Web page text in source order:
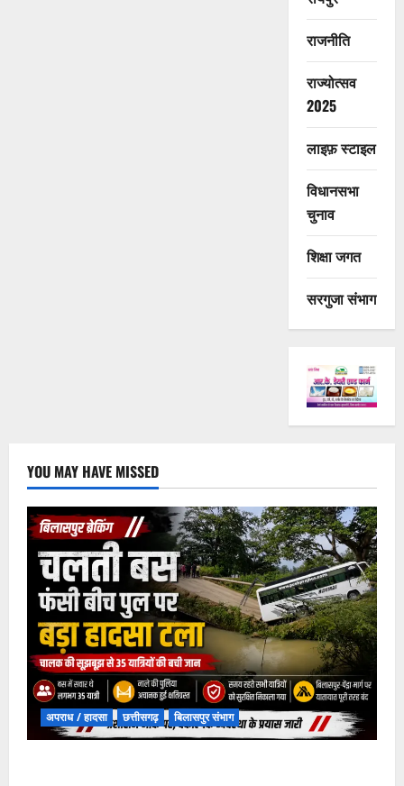
राजनीति
राज्योत्सव
2025
लाइफ़ स्टाइल
विधानसभा
चुनाव
शिक्षा जगत
सरगुजा संभाग
YOU MAY HAVE MISSED
अपराध / हादसा छत्तीसगढ़ बिलासपुर संभाग